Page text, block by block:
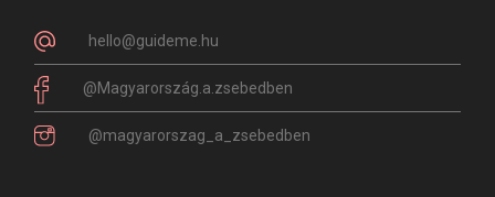
hello@guideme.hu
@Magyarország.a.zsebedben
@magyarorszag_a_zsebedben